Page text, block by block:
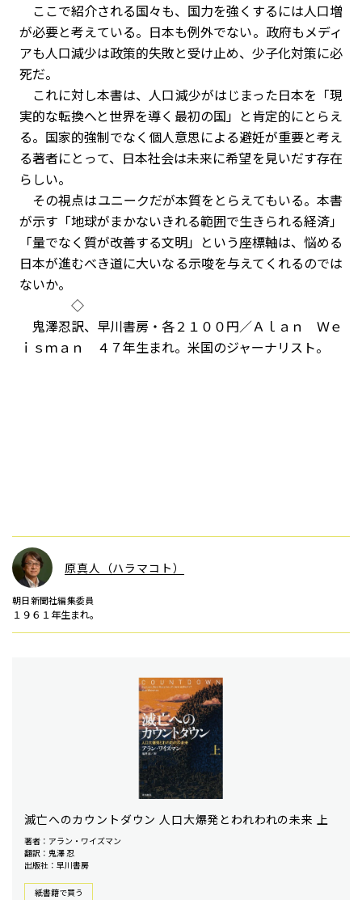
ここで紹介される国々も、国力を強くするには人口増
が必要と考えている。日本も例外でない。政府もメディ
アも人口減少は政策的失敗と受け止め、少子化対策に必
死だ。
これに対し本書は、人口減少がはじまった日本を「現
実的な転換へと世界を導く最初の国」と肯定的にとらえ
る。国家的強制でなく個人意思による避妊が重要と考え
る著者にとって、日本社会は未来に希望を見いだす存在
らしい。
その視点はユニークだが本質をとらえてもいる。本書
が示す「地球がまかないきれる範囲で生きられる経済」
「量でなく質が改善する文明」という座標軸は、悩める
日本が進むべき道に大いなる示唆を与えてくれるのでは
ないか。
◇
鬼澤忍訳、早川書房・各２１００円／Ａｌａｎ Ｗｅ
ｉｓｍａｎ ４７年生まれ。米国のジャーナリスト。
原真人（ハラマコト）
朝日新聞社編集委員
１９６１年生まれ。
滅亡へのカウントダウン 人口大爆発とわれわれの未来 上
著者：アラン・ワイズマン
翻訳：鬼澤 忍
出版社：早川書房
紙書籍で買う